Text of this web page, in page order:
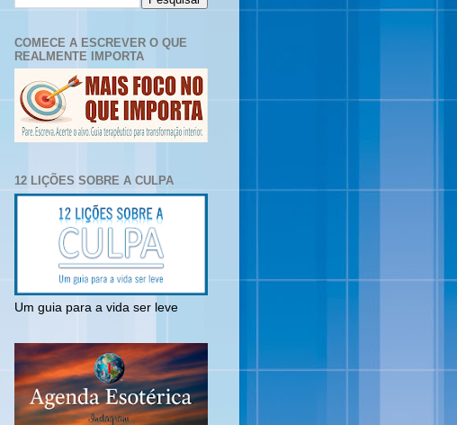
COMECE A ESCREVER O QUE
REALMENTE IMPORTA
12 LIÇÕES SOBRE A CULPA
Um guia para a vida ser leve